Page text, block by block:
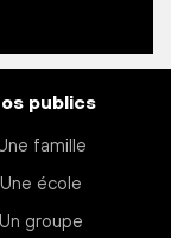
publics
famille
Une école
Un groupe